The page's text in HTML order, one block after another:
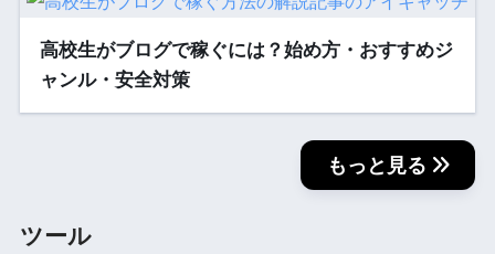
高校生がブログで稼ぐには？始め方・おすすめジ
ャンル・安全対策
もっと見る
ツール